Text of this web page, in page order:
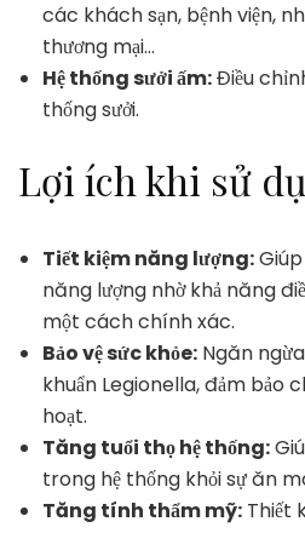
các khách sạn, bệnh viện,
thương mại…
Hệ thống sưởi ấm:Điều
thống sưởi.
Lợi ích khi sử
Tiết kiệm năng lượng:
năng lượng nhờ khả năng
một cách chính xác.
Bảo vệ sức khỏe: Ngăn
khuẩn Legionella, đảm bảo
hoạt.
Tăng tuổi thọ hệ thống:
trong hệ thống khỏi sự ăn
Tăng tính thẩm mỹ: Thiết